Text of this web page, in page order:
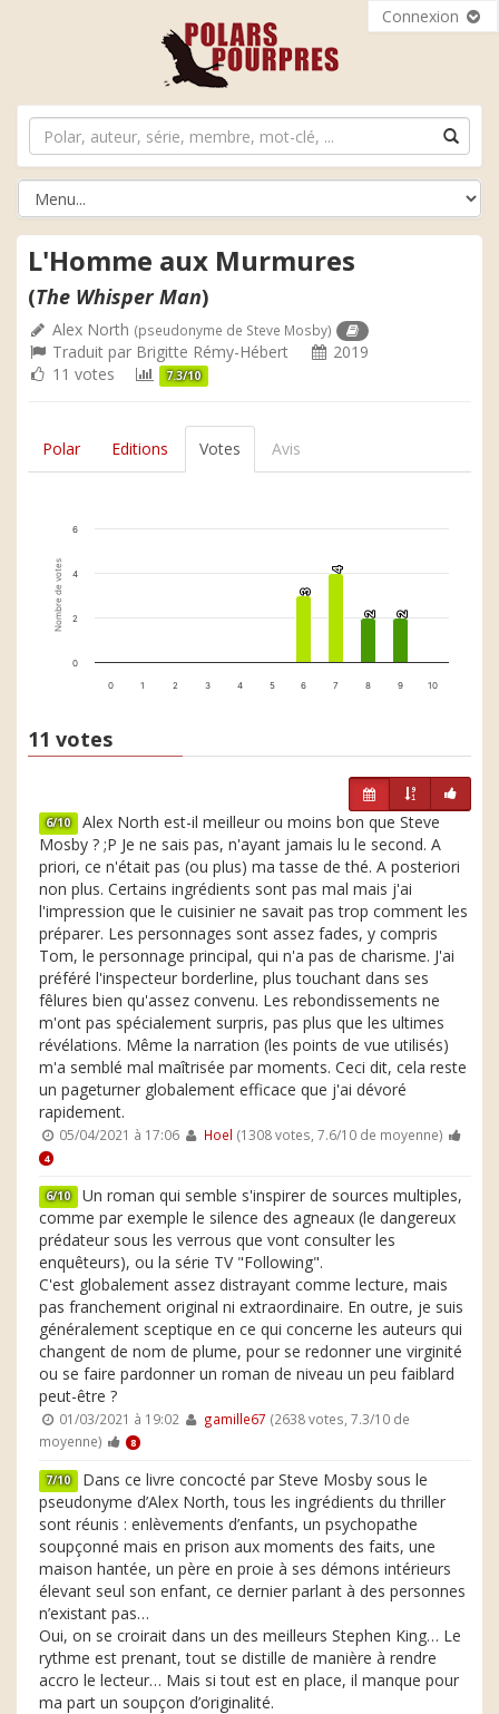
Connexion
L'Homme aux Murmures
(The Whisper Man)
Alex North (pseudonyme de Steve Mosby)
Traduit par Brigitte Rémy-Hébert
2019
11 votes
7.3/10
Polar Editions Votes Avis
Nombre de votes 3
3
4
4
2
2 2
2
0 1 2 3 4 5 6 7 8 9 10
0
2
4
6
11 votes
6/10 Alex North est-il meilleur ou moins bon que Steve
Mosby ? ;P Je ne sais pas, n'ayant jamais lu le second. A
priori, ce n'était pas (ou plus) ma tasse de thé. A posteriori
non plus. Certains ingrédients sont pas mal mais j'ai
l'impression que le cuisinier ne savait pas trop comment les
préparer. Les personnages sont assez fades, y compris
Tom, le personnage principal, qui n'a pas de charisme. J'ai
préféré l'inspecteur borderline, plus touchant dans ses
fêlures bien qu'assez convenu. Les rebondissements ne
m'ont pas spécialement surpris, pas plus que les ultimes
révélations. Même la narration (les points de vue utilisés)
m'a semblé mal maîtrisée par moments. Ceci dit, cela reste
un pageturner globalement efficace que j'ai dévoré
rapidement.
05/04/2021 à 17:06 Hoel (1308 votes, 7.6/10 de moyenne)
4
6/10 Un roman qui semble s'inspirer de sources multiples,
comme par exemple le silence des agneaux (le dangereux
prédateur sous les verrous que vont consulter les
enquêteurs), ou la série TV "Following".
C'est globalement assez distrayant comme lecture, mais
pas franchement original ni extraordinaire. En outre, je suis
généralement sceptique en ce qui concerne les auteurs qui
changent de nom de plume, pour se redonner une virginité
ou se faire pardonner un roman de niveau un peu faiblard
peut-être ?
01/03/2021 à 19:02 gamille67 (2638 votes, 7.3/10 de
moyenne)
8
7/10 Dans ce livre concocté par Steve Mosby sous le
pseudonyme d’Alex North, tous les ingrédients du thriller
sont réunis : enlèvements d’enfants, un psychopathe
soupçonné mais en prison aux moments des faits, une
maison hantée, un père en proie à ses démons intérieurs
élevant seul son enfant, ce dernier parlant à des personnes
n’existant pas…
Oui, on se croirait dans un des meilleurs Stephen King… Le
rythme est prenant, tout se distille de manière à rendre
accro le lecteur… Mais si tout est en place, il manque pour
ma part un soupçon d’originalité.